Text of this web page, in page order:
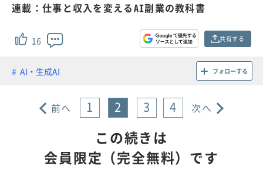
連載：仕事と収入を変えるAI副業の教科書
16 共有する
AI・生成AI フォローする
前へ 1 2 3 4 次へ
この続きは
会員限定（完全無料）です